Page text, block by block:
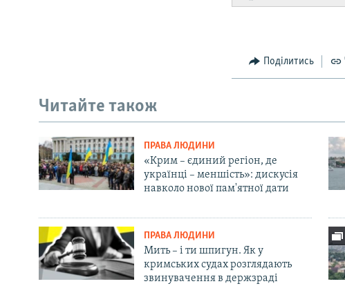
Поділитись
Читайте також
ПРАВА ЛЮДИНИ
«Крим – єдиний регіон, де
українці – меншість»: дискусія
навколо нової пам'ятної дати
ПРАВА ЛЮДИНИ
Мить – і ти шпигун. Як у
кримських судах розглядають
звинувачення в держзраді